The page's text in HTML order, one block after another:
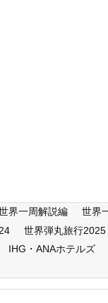
界一周解説編 世界
世界弾丸旅行2025
IHG・ANAホテルズ